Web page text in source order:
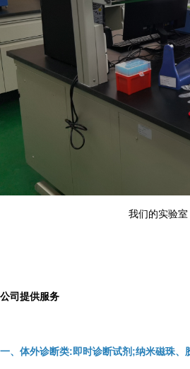
我们的实验室
公司提供服务
一、体外诊断类:即时诊断试剂;纳米磁珠、